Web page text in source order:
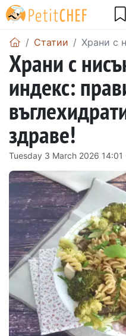
Статии Храни с
Храни с
индекс:
здраве!
Tuesday 3 March 2026 14:01